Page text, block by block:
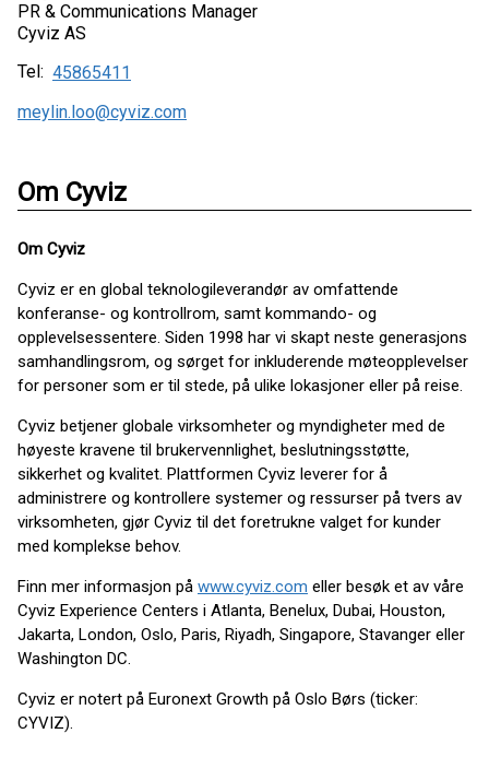
PR & Communications Manager
Cyviz AS
Tel: 45865411
meylin.loo@cyviz.com
Om Cyviz
Om Cyviz
Cyviz er en global teknologileverandør av omfattende
konferanse- og kontrollrom, samt kommando- og
opplevelsessentere. Siden 1998 har vi skapt neste generasjons
samhandlingsrom, og sørget for inkluderende møteopplevelser
for personer som er til stede, på ulike lokasjoner eller på reise.
Cyviz betjener globale virksomheter og myndigheter med de
høyeste kravene til brukervennlighet, beslutningsstøtte,
sikkerhet og kvalitet. Plattformen Cyviz leverer for å
administrere og kontrollere systemer og ressurser på tvers av
virksomheten, gjør Cyviz til det foretrukne valget for kunder
med komplekse behov.
Finn mer informasjon på www.cyviz.com eller besøk et av våre
Cyviz Experience Centers i Atlanta, Benelux, Dubai, Houston,
Jakarta, London, Oslo, Paris, Riyadh, Singapore, Stavanger eller
Washington DC.
Cyviz er notert på Euronext Growth på Oslo Børs (ticker:
CYVIZ).